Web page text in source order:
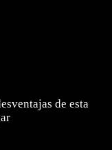
de esta